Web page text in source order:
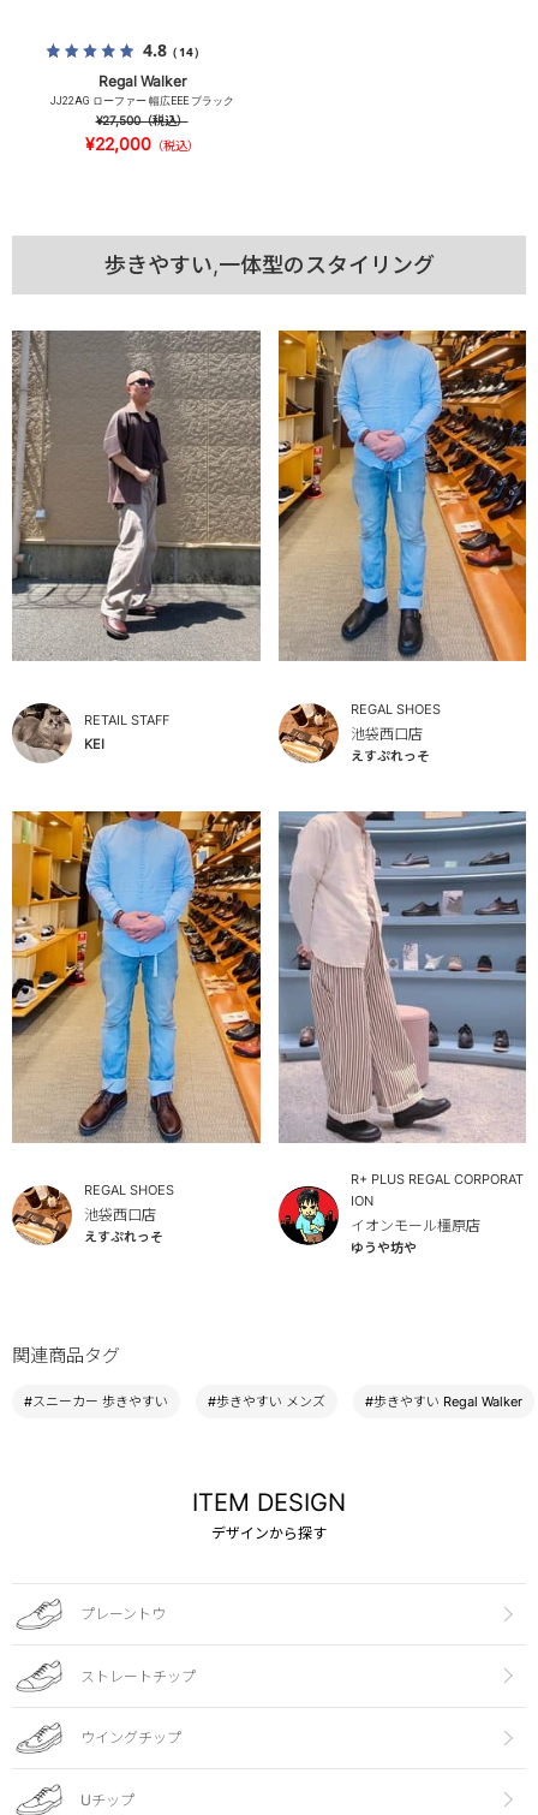
4.8（14）
Regal Walker
JJ22AG ローファー 幅広EEE ブラック
¥27,500（税込）
¥22,000（税込）
歩きやすい,一体型のスタイリング
RETAIL STAFF
KEI
REGAL SHOES
池袋西口店
えすぷれっそ
REGAL SHOES
池袋西口店
えすぷれっそ
R+ PLUS REGAL CORPORAT
ION
イオンモール橿原店
ゆうや坊や
関連商品タグ
#スニーカー 歩きやすい #歩きやすい メンズ #歩きやすい Regal Walker
ITEM DESIGN
デザインから探す
プレーントウ
ストレートチップ
ウイングチップ
Uチップ